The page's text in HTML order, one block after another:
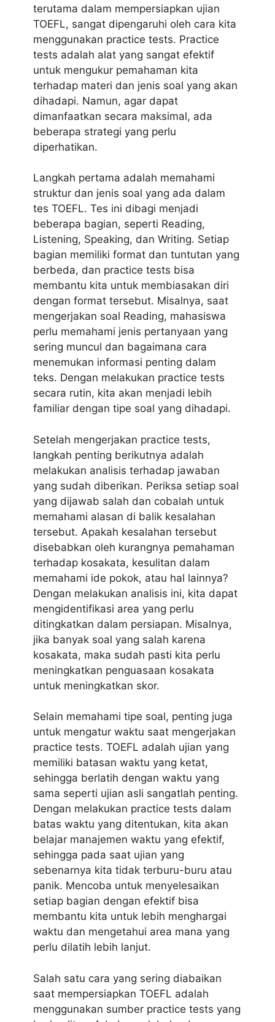
terutama dalam mempersiapkan ujian
TOEFL, sangat dipengaruhi oleh cara kita
menggunakan practice tests. Practice
tests adalah alat yang sangat efektif
untuk mengukur pemahaman kita
terhadap materi dan jenis soal yang akan
dihadapi. Namun, agar dapat
dimanfaatkan secara maksimal, ada
beberapa strategi yang perlu
diperhatikan.
Langkah pertama adalah memahami
struktur dan jenis soal yang ada dalam
tes TOEFL. Tes ini dibagi menjadi
beberapa bagian, seperti Reading,
Listening, Speaking, dan Writing. Setiap
bagian memiliki format dan tuntutan yang
berbeda, dan practice tests bisa
membantu kita untuk membiasakan diri
dengan format tersebut. Misalnya, saat
mengerjakan soal Reading, mahasiswa
perlu memahami jenis pertanyaan yang
sering muncul dan bagaimana cara
menemukan informasi penting dalam
teks. Dengan melakukan practice tests
secara rutin, kita akan menjadi lebih
familiar dengan tipe soal yang dihadapi.
Setelah mengerjakan practice tests,
langkah penting berikutnya adalah
melakukan analisis terhadap jawaban
yang sudah diberikan. Periksa setiap soal
yang dijawab salah dan cobalah untuk
memahami alasan di balik kesalahan
tersebut. Apakah kesalahan tersebut
disebabkan oleh kurangnya pemahaman
terhadap kosakata, kesulitan dalam
memahami ide pokok, atau hal lainnya?
Dengan melakukan analisis ini, kita dapat
mengidentifikasi area yang perlu
ditingkatkan dalam persiapan. Misalnya,
jika banyak soal yang salah karena
kosakata, maka sudah pasti kita perlu
meningkatkan penguasaan kosakata
untuk meningkatkan skor.
Selain memahami tipe soal, penting juga
untuk mengatur waktu saat mengerjakan
practice tests. TOEFL adalah ujian yang
memiliki batasan waktu yang ketat,
sehingga berlatih dengan waktu yang
sama seperti ujian asli sangatlah penting.
Dengan melakukan practice tests dalam
batas waktu yang ditentukan, kita akan
belajar manajemen waktu yang efektif,
sehingga pada saat ujian yang
sebenarnya kita tidak terburu-buru atau
panik. Mencoba untuk menyelesaikan
setiap bagian dengan efektif bisa
membantu kita untuk lebih menghargai
waktu dan mengetahui area mana yang
perlu dilatih lebih lanjut.
Salah satu cara yang sering diabaikan
saat mempersiapkan TOEFL adalah
menggunakan sumber practice tests yang